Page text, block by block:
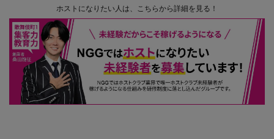
ホストになりたい人は、こちらから詳細を見る！